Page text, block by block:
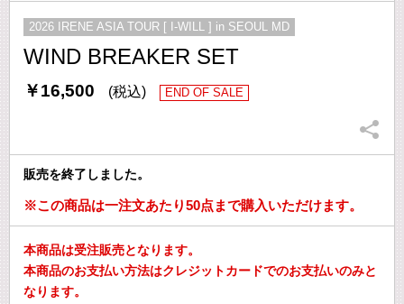
WIND BREAKER SET
￥16,500 (税込) END OF SALE
2026 IRENE ASIA TOUR [ I-WILL ] in SEOUL MD
販売を終了しました。
※この商品は一注文あたり50点まで購入いただけます。
本商品は受注販売となります。
本商品のお支払い方法はクレジットカードでのお支払いのみと
なります。